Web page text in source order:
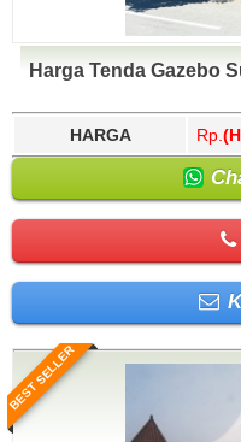
Harga Tenda Gazebo
HARGA Rp.
BEST SELLER